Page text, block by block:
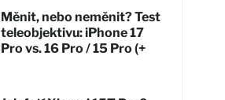
Měnit, nebo neměnit? Test
teleobjektivu: iPhone 17
Pro vs. 16 Pro / 15 Pro (+